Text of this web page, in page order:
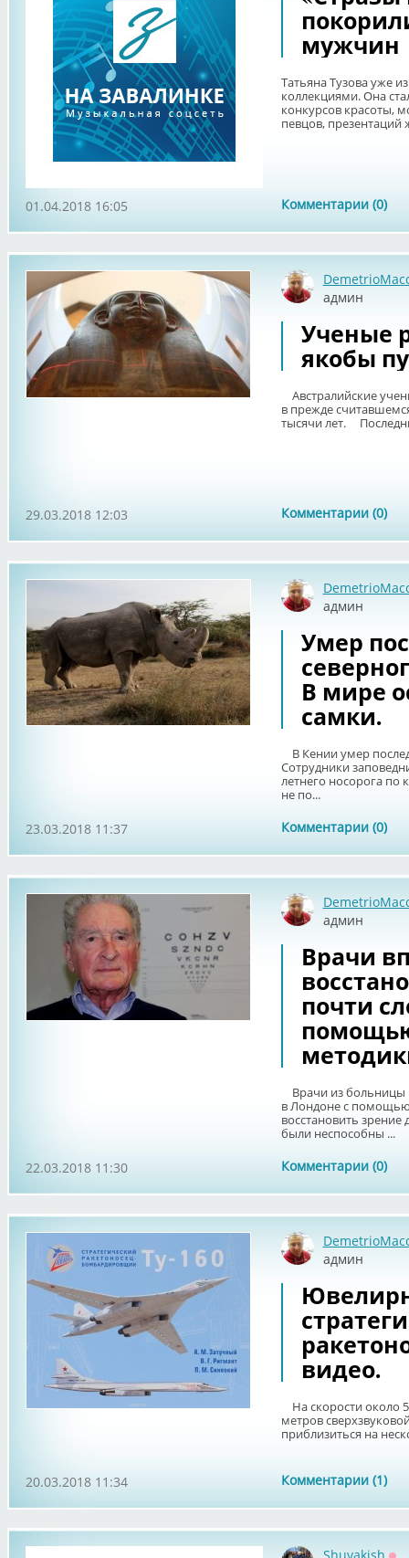
мужчин
Татьяна Тузова уже
коллекциями. Она
конкурсов красоты,
певцов, презентаций
Комментарии (0)
01.04.2018 16:05
админ
Ученые
якобы
Австралийские
в прежде
тысячи лет.
Комментарии (0)
29.03.2018 12:03
админ
Умер
В мире
самки.
В Кении умер
Сотрудники
летнего носорога по
не по...
Комментарии (0)
23.03.2018 11:37
админ
Врачи
почти
Врачи из больницы
в Лондоне с
восстановить
были неспособны ...
Комментарии (0)
22.03.2018 11:30
админ
видео.
На скорости около
метров
приблизиться на
Комментарии (1)
20.03.2018 11:34